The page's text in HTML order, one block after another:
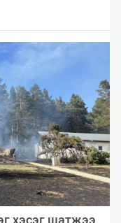
хэсэг шатжээ